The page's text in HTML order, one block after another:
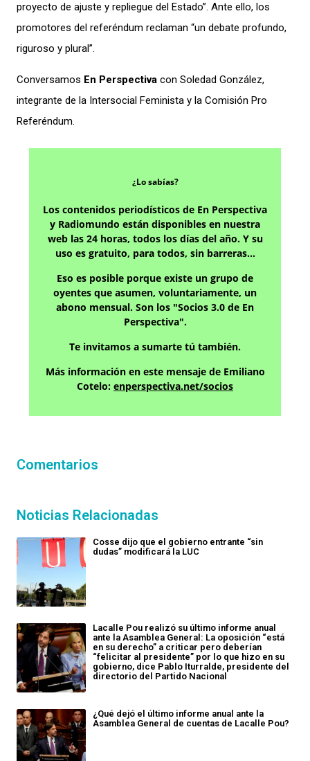
proyecto de ajuste y repliegue del Estado”. Ante ello, los
promotores del referéndum reclaman “un debate profundo,
riguroso y plural”.
Conversamos En Perspectiva con Soledad González,
integrante de la Intersocial Feminista y la Comisión Pro
Referéndum.
¿Lo sabías?
Los contenidos periodísticos de En Perspectiva
y Radiomundo están disponibles en nuestra
web las 24 horas, todos los días del año. Y su
uso es gratuito, para todos, sin barreras…
Eso es posible porque existe un grupo de
oyentes que asumen, voluntariamente, un
abono mensual. Son los "Socios 3.0 de En
Perspectiva".
Te invitamos a sumarte tú también.
Más información en este mensaje de Emiliano
Cotelo: enperspectiva.net/socios
Comentarios
Noticias Relacionadas
Cosse dijo que el gobierno entrante “sin
dudas” modificará la LUC
Lacalle Pou realizó su último informe anual
ante la Asamblea General: La oposición “está
en su derecho” a criticar pero deberían
“felicitar al presidente” por lo que hizo en su
gobierno, dice Pablo Iturralde, presidente del
directorio del Partido Nacional
¿Qué dejó el último informe anual ante la
Asamblea General de cuentas de Lacalle Pou?